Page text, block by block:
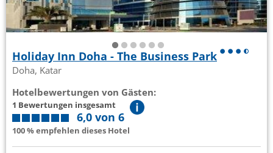
Holiday Inn Doha - The Business Park
Doha, Katar
Hotelbewertungen von Gästen:
1 Bewertungen insgesamt
6,0 von 6
100 % empfehlen dieses Hotel